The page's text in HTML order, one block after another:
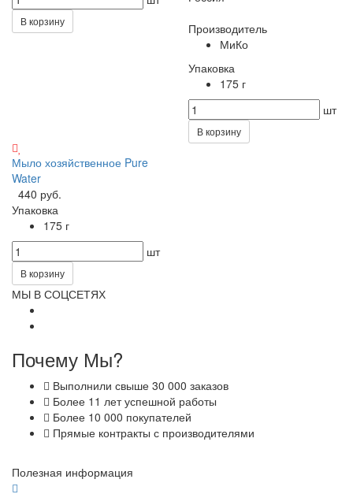
В корзину
Производитель
МиКо
Упаковка
175 г
шт
В корзину
Мыло хозяйственное Pure
Water
440 руб.
Упаковка
175 г
шт
В корзину
МЫ В СОЦСЕТЯХ
Почему Мы?
Выполнили свыше 30 000 заказов
Более 11 лет успешной работы
Более 10 000 покупателей
Прямые контракты с производителями
Полезная информация